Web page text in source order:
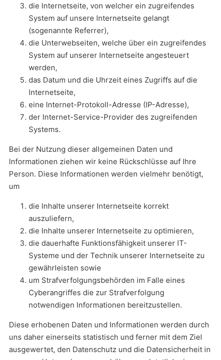
die Internetseite, von welcher ein zugreifendes
System auf unsere Internetseite gelangt
(sogenannte Referrer),
die Unterwebseiten, welche über ein zugreifendes
System auf unserer Internetseite angesteuert
werden,
das Datum und die Uhrzeit eines Zugriffs auf die
Internetseite,
eine Internet-Protokoll-Adresse (IP-Adresse),
der Internet-Service-Provider des zugreifenden
Systems.
Bei der Nutzung dieser allgemeinen Daten und
Informationen ziehen wir keine Rückschlüsse auf Ihre
Person. Diese Informationen werden vielmehr benötigt,
um
die Inhalte unserer Internetseite korrekt
auszuliefern,
die Inhalte unserer Internetseite zu optimieren,
die dauerhafte Funktionsfähigkeit unserer IT-
Systeme und der Technik unserer Internetseite zu
gewährleisten sowie
um Strafverfolgungsbehörden im Falle eines
Cyberangriffes die zur Strafverfolgung
notwendigen Informationen bereitzustellen.
Diese erhobenen Daten und Informationen werden durch
uns daher einerseits statistisch und ferner mit dem Ziel
ausgewertet, den Datenschutz und die Datensicherheit in